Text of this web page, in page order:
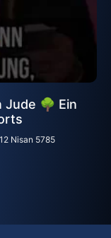
Jude 🌳 Ein
Nisan 5785